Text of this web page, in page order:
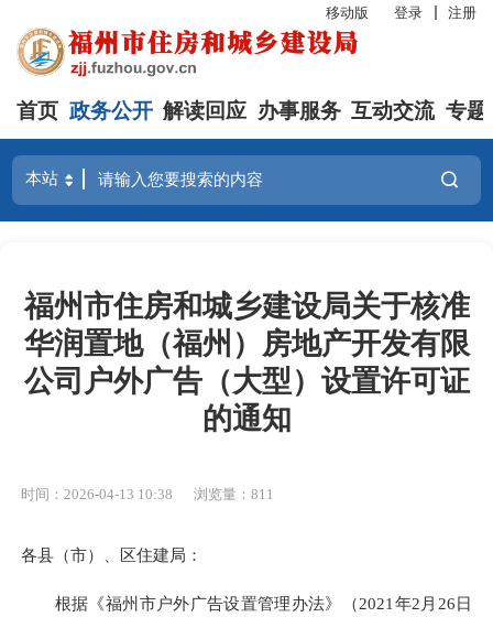
移动版 登录 注册
首页 政务公开 解读回应 办事服务 互动交流 专题
福州市住房和城乡建设局关于核准
华润置地（福州）房地产开发有限
公司户外广告（大型）设置许可证
的通知
时间：2026-04-13 10:38 浏览量：811
各县（市）、区住建局：
根据《福州市户外广告设置管理办法》（2021年2月26日